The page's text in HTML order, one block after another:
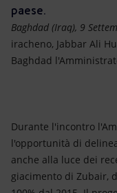
Scenari energetici
paese.
Baghdad (Iraq), 9
iracheno, Jabbar Ali
Baghdad
Durante l'incontro
l'opportunità di
anche alla luce dei
giacimento di Zubair,